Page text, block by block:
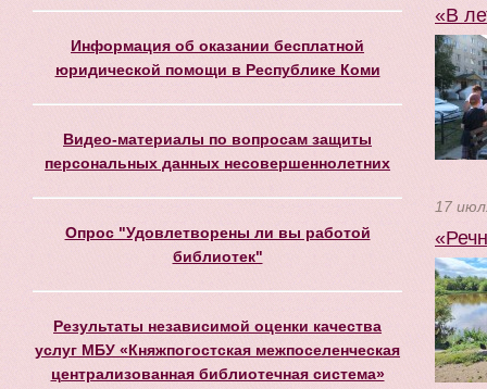
Информация об оказании бесплатной
юридической помощи в Республике Коми
Видео-материалы по вопросам защиты
персональных данных несовершеннолетних
Опрос "Удовлетворены ли вы работой
библиотек"
Результаты независимой оценки качества
услуг МБУ «Княжпогостская межпоселенческая
централизованная библиотечная система»
«В
17